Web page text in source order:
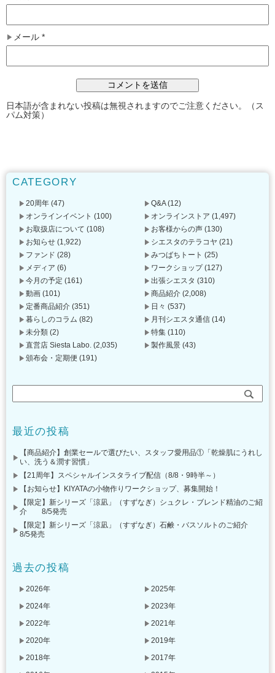
メール *
日本語が含まれない投稿は無視されますのでご注意ください。（ス
パム対策）
CATEGORY
20周年 (47) Q&A(12)
オンラインイベント (100) オンラインストア (1,497)
お取扱店について (108) お客様からの声 (130)
お知らせ (1,922) シエスタのテラコヤ (21)
ファンド (28) みつばちトート (25)
メディア (6) ワークショップ(127)
今月の予定 (161) 出張シエスタ (310)
動画 (101) 商品紹介 (2,008)
定番商品紹介 (351) 日々 (537)
暮らしのコラム (82) 月刊シエスタ通信 (14)
未分類 (2) 特集 (110)
直営店 Siesta Labo. (2,035) 製作風景 (43)
頒布会・定期便 (191)
最近の投稿
【商品紹介】創業セールで選びたい、スタッフ愛用品①「乾燥肌にうれし
い、洗う＆潤す習慣」
【21周年】スペシャルインスタライブ配信（8/8・9時半～）
【お知らせ】KIYATAの小物作りワークショップ、募集開始！
【限定】新シリーズ「涼凪」（すずなぎ）シュクレ・ブレンド精油のご紹
介 8/5発売
【限定】新シリーズ「涼凪」（すずなぎ）石鹸・バスソルトのご紹介
8/5発売
過去の投稿
2026年
2025年
2024年
2023年
2022年
2021年
2020年
2019年
2018年
2017年